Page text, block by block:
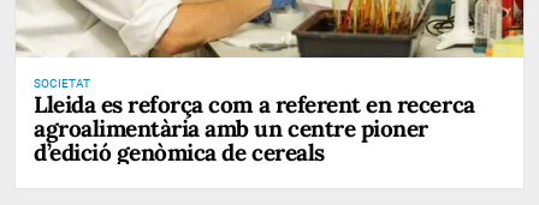
SOCIETAT
Lleida es reforça com a referent en recerca
agroalimentària amb un centre pioner
d’edició genòmica de cereals